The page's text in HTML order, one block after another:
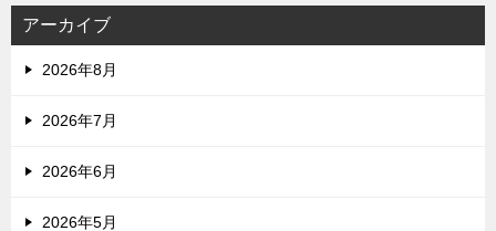
アーカイブ
2026年8月
2026年7月
2026年6月
2026年5月